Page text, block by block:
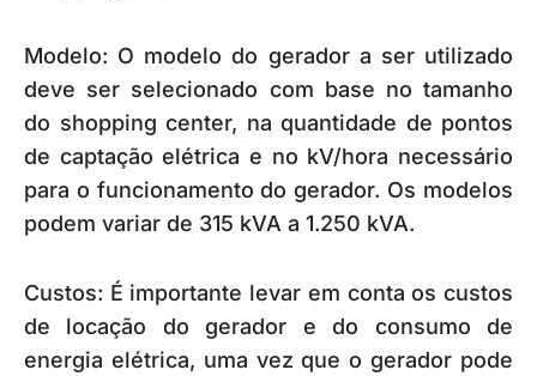
Modelo: O modelo do gerador a ser utilizado
deve ser selecionado com base no tamanho
do shopping center, na quantidade de pontos
de captação elétrica e no kV/hora necessário
para o funcionamento do gerador. Os modelos
podem variar de 315 kVA a 1.250 kVA.
Custos: É importante levar em conta os custos
de locação do gerador e do consumo de
energia elétrica, uma vez que o gerador pode